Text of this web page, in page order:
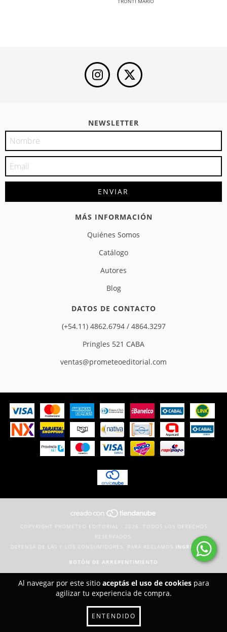
Al navegar por este sitio aceptás el uso de cookiespara
agilizar tu experiencia de compra.
ENTENDIDO
NEWSLETTER
MÁS INFORMACIÓN
Quiénes Somos
Catálogo
Autores
Blog
DATOS DE CONTACTO
(+54.11) 4862.6794 / 4864.3297
Pringles 521 CABA
ventas@prometeoeditorial.com
COPYRIGHT PROMETEO EDITORIAL - 2026. TODOS LOS DERECHOS
RESERVADOS.
DEFENSA DE LAS Y LOS CONSUMIDORES. PARA RECLAMOS INGRESÁ ACÁ.
BOTÓN DE ARREPENTIMIENTO